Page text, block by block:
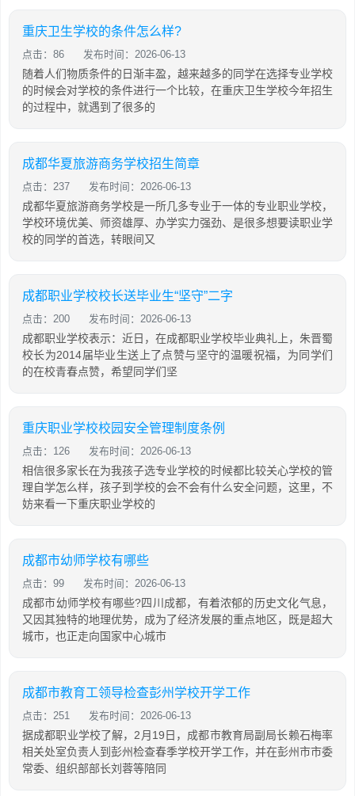
重庆卫生学校的条件怎么样?
点击：86 发布时间：2026-06-13
随着人们物质条件的日渐丰盈，越来越多的同学在选择专业学校
的时候会对学校的条件进行一个比较，在重庆卫生学校今年招生
的过程中，就遇到了很多的
成都华夏旅游商务学校招生简章
点击：237 发布时间：2026-06-13
成都华夏旅游商务学校是一所几多专业于一体的专业职业学校，
学校环境优美、师资雄厚、办学实力强劲、是很多想要读职业学
校的同学的首选，转眼间又
成都职业学校校长送毕业生“坚守”二字
点击：200 发布时间：2026-06-13
成都职业学校表示：近日，在成都职业学校毕业典礼上，朱晋蜀
校长为2014届毕业生送上了点赞与坚守的温暖祝福，为同学们
的在校青春点赞，希望同学们坚
重庆职业学校校园安全管理制度条例
点击：126 发布时间：2026-06-13
相信很多家长在为我孩子选专业学校的时候都比较关心学校的管
理自学怎么样，孩子到学校的会不会有什么安全问题，这里，不
妨来看一下重庆职业学校的
成都市幼师学校有哪些
点击：99 发布时间：2026-06-13
成都市幼师学校有哪些?四川成都，有着浓郁的历史文化气息，
又因其独特的地理优势，成为了经济发展的重点地区，既是超大
城市，也正走向国家中心城市
成都市教育工领导检查彭州学校开学工作
点击：251 发布时间：2026-06-13
据成都职业学校了解，2月19日，成都市教育局副局长赖石梅率
相关处室负责人到彭州检查春季学校开学工作，并在彭州市市委
常委、组织部部长刘蓉等陪同